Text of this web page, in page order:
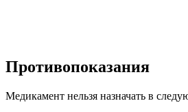
Противопоказания
Медикамент нельзя назначать в